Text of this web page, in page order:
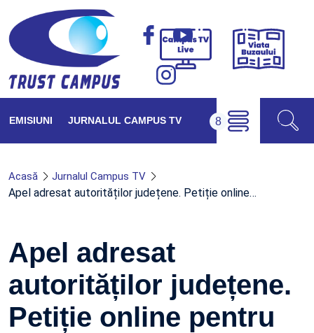
Campus
Viața
EMISIUNI JURNALUL CAMPUS TV
Acasă Jurnalul Campus TV
Apel adresat autorităților județene. Petiție online…
Apel adresat
autorităților județene.
Petiție online pentru